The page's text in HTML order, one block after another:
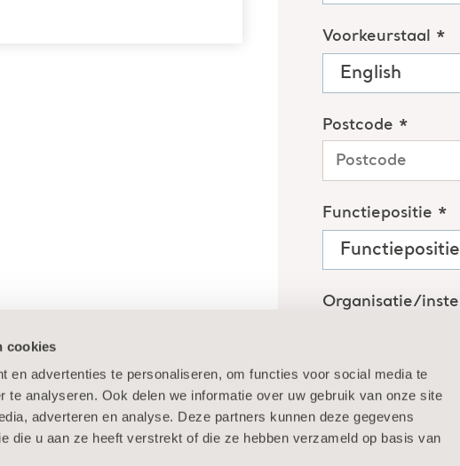
cookies
en advertenties te personaliseren, om functies voor social media te
te analyseren. Ook delen we informatie over uw gebruik van onze site
adverteren en analyse. Deze partners kunnen deze gegevens
die u aan ze heeft verstrekt of die ze hebben verzameld op basis van